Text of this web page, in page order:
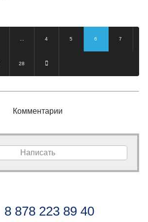
4 5 6 7
28
Комментарии
Написать
8 878 223 89 40